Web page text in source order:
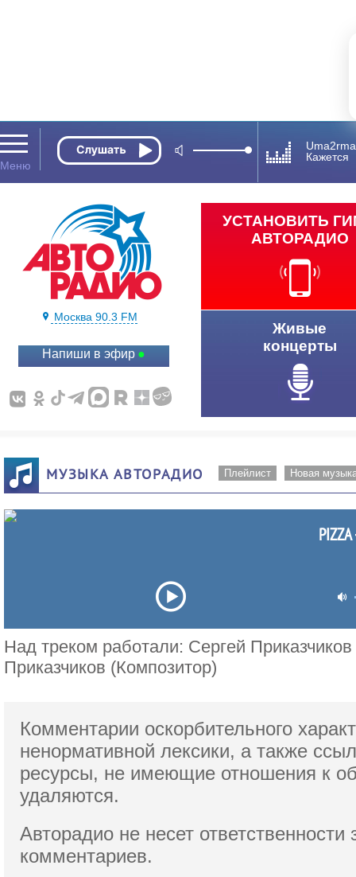
Кажется
Москва 90.3 FM
Напиши в эфир
УСТАНОВИТЬ
АВТОРАДИО
Живые
концерты
МУЗЫКА АВТОРАДИО Плейлист Новая
Над треком работали: Сергей
Приказчиков (Композитор)
Комментарии оскорбительного
ненормативной лексики, а также
ресурсы, не имеющие отношения к
удаляются.
Авторадио не несет ответственности
комментариев.